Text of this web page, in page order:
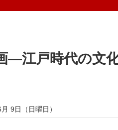
―江戸時代の文
9日（日曜日）